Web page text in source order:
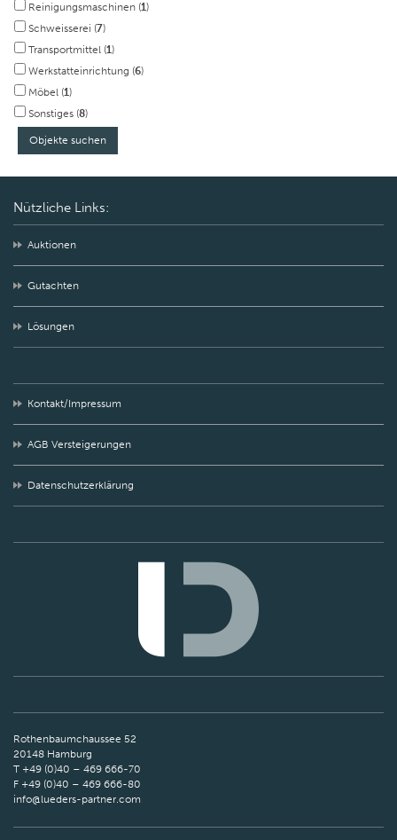
Reinigungsmaschinen (1)
Schweisserei (7)
Transportmittel (1)
Werkstatteinrichtung (6)
Möbel (1)
Sonstiges (8)
Nützliche Links:
Auktionen
Gutachten
Lösungen
Kontakt/Impressum
AGB Versteigerungen
Datenschutzerklärung
Rothenbaumchaussee 52
20148 Hamburg
T +49 (0)40 – 469 666-70
F +49 (0)40 – 469 666-80
info@lueders-partner.com